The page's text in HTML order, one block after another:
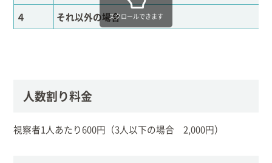
文字サイトマップリンク集プライバシーポリシー
４
それ以外の場合スクロールできます
人数割り料金
視察者1人あたり600円（3人以下の場合 2,000円）